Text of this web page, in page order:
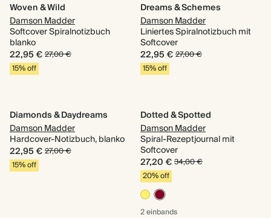
Woven & Wild
Damson Madder
Softcover Spiralnotizbuch
blanko
22,95 €27,00 €
15% off
Dreams & Schemes
Damson Madder
Liniertes Spiralnotizbuch mit
Softcover
22,95 €27,00 €
15% off
Diamonds & Daydreams
Damson Madder
Hardcover-Notizbuch, blanko
22,95 €27,00 €
15% off
Dotted & Spotted
Damson Madder
Spiral-Rezeptjournal mit
Softcover
27,20 €34,00 €
20% off
2 einbands